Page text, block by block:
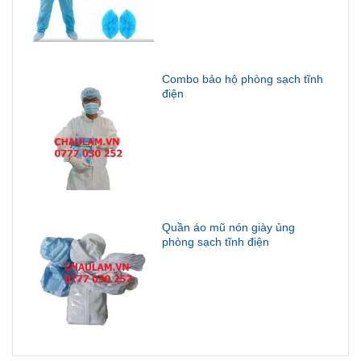
Combo bảo hộ phòng sạch tĩnh
điện
Quần áo mũ nón giày ủng
phòng sạch tĩnh điện